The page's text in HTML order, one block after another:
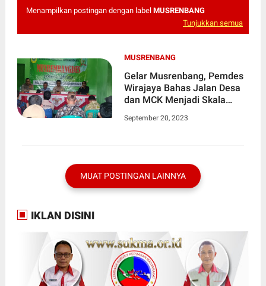
Menampilkan postingan dengan label MUSRENBANG
Tunjukkan semua
MUSRENBANG
Gelar Musrenbang, Pemdes
Wirajaya Bahas Jalan Desa
dan MCK Menjadi Skala
September 20, 2023
MUAT POSTINGAN LAINNYA
IKLAN DISINI